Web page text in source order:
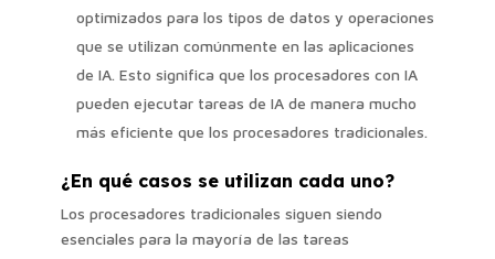
optimizados para los tipos de datos y operaciones
que se utilizan comúnmente en las aplicaciones
de IA. Esto significa que los procesadores con IA
pueden ejecutar tareas de IA de manera mucho
más eficiente que los procesadores tradicionales.
¿En qué casos se utilizan cada uno?
Los procesadores tradicionales siguen siendo
esenciales para la mayoría de las tareas